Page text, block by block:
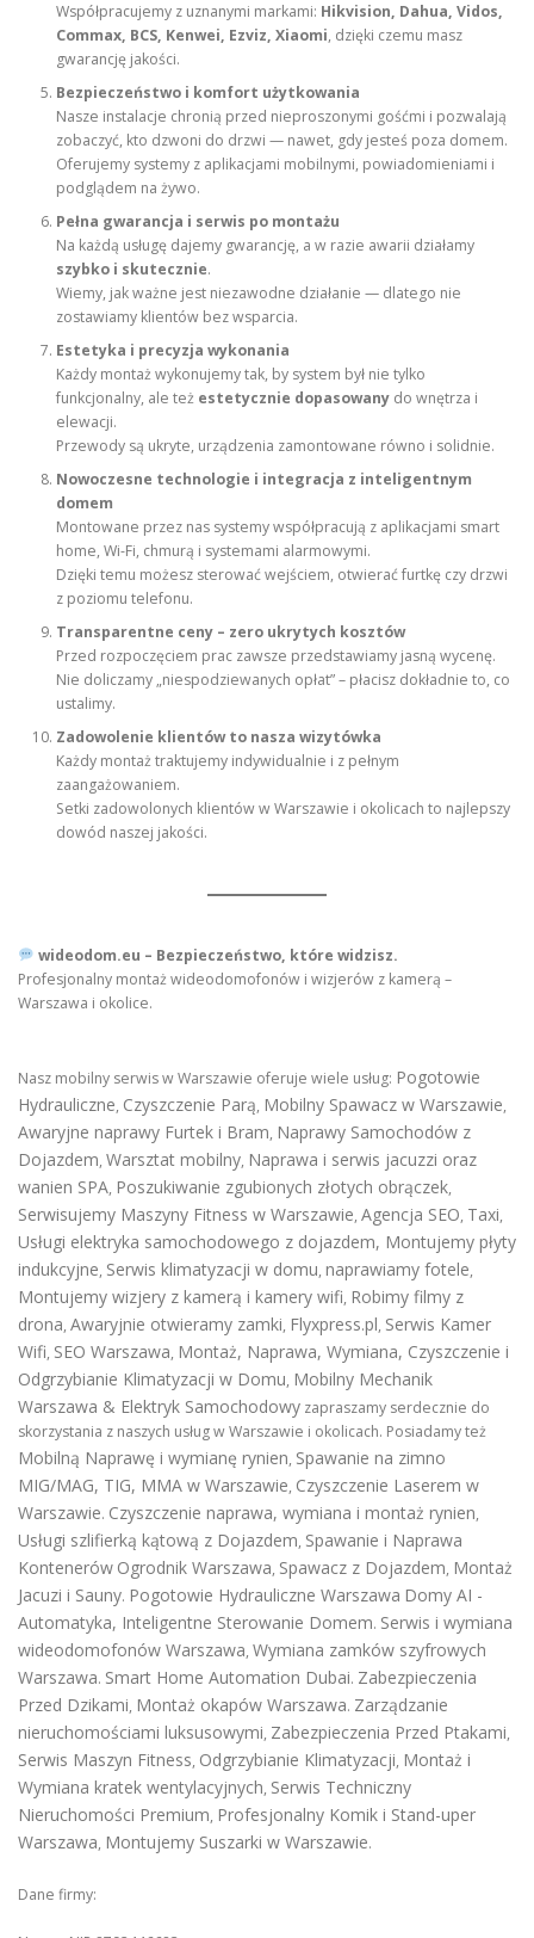
Współpracujemy z uznanymi markami: Hikvision, Dahua, Vidos,
Commax, BCS, Kenwei, Ezviz, Xiaomi, dzięki czemu masz
gwarancję jakości.
Bezpieczeństwo i komfort użytkowania
Nasze instalacje chronią przed nieproszonymi gośćmi i pozwalają
zobaczyć, kto dzwoni do drzwi — nawet, gdy jesteś poza domem.
Oferujemy systemy z aplikacjami mobilnymi, powiadomieniami i
podglądem na żywo.
Pełna gwarancja i serwis po montażu
Na każdą usługę dajemy gwarancję, a w razie awarii działamy
szybko i skutecznie.
Wiemy, jak ważne jest niezawodne działanie — dlatego nie
zostawiamy klientów bez wsparcia.
Estetyka i precyzja wykonania
Każdy montaż wykonujemy tak, by system był nie tylko
funkcjonalny, ale też estetycznie dopasowany do wnętrza i
elewacji.
Przewody są ukryte, urządzenia zamontowane równo i solidnie.
Nowoczesne technologie i integracja z inteligentnym
domem
Montowane przez nas systemy współpracują z aplikacjami smart
home, Wi-Fi, chmurą i systemami alarmowymi.
Dzięki temu możesz sterować wejściem, otwierać furtkę czy drzwi
z poziomu telefonu.
Transparentne ceny – zero ukrytych kosztów
Przed rozpoczęciem prac zawsze przedstawiamy jasną wycenę.
Nie doliczamy „niespodziewanych opłat” – płacisz dokładnie to, co
ustalimy.
Zadowolenie klientów to nasza wizytówka
Każdy montaż traktujemy indywidualnie i z pełnym
zaangażowaniem.
Setki zadowolonych klientów w Warszawie i okolicach to najlepszy
dowód naszej jakości.
wideodom.eu – Bezpieczeństwo, które widzisz.
Profesjonalny montaż wideodomofonów i wizjerów z kamerą –
Warszawa i okolice.
Nasz mobilny serwis w Warszawie oferuje wiele usług: Pogotowie
Hydrauliczne, Czyszczenie Parą, Mobilny Spawacz w Warszawie,
Awaryjne naprawy Furtek i Bram, Naprawy Samochodów z
Dojazdem, Warsztat mobilny, Naprawa i serwis jacuzzi oraz
wanien SPA, Poszukiwanie zgubionych złotych obrączek,
Serwisujemy Maszyny Fitness w Warszawie, Agencja SEO, Taxi,
Usługi elektryka samochodowego z dojazdem, Montujemy płyty
indukcyjne, Serwis klimatyzacji w domu, naprawiamy fotele,
Montujemy wizjery z kamerą i kamery wifi, Robimy filmy z
drona, Awaryjnie otwieramy zamki, Flyxpress.pl, Serwis Kamer
Wifi, SEO Warszawa, Montaż, Naprawa, Wymiana, Czyszczenie i
Odgrzybianie Klimatyzacji w Domu, Mobilny Mechanik
Warszawa & Elektryk Samochodowy zapraszamy serdecznie do
skorzystania z naszych usług w Warszawie i okolicach. Posiadamy też
Mobilną Naprawę i wymianę rynien, Spawanie na zimno
MIG/MAG, TIG, MMA w Warszawie, Czyszczenie Laserem w
Warszawie. Czyszczenie naprawa, wymiana i montaż rynien,
Usługi szlifierką kątową z Dojazdem, Spawanie i Naprawa
Kontenerów Ogrodnik Warszawa, Spawacz z Dojazdem, Montaż
Jacuzi i Sauny. Pogotowie Hydrauliczne Warszawa Domy AI -
Automatyka, Inteligentne Sterowanie Domem. Serwis i wymiana
wideodomofonów Warszawa, Wymiana zamków szyfrowych
Warszawa. Smart Home Automation Dubai. Zabezpieczenia
Przed Dzikami, Montaż okapów Warszawa. Zarządzanie
nieruchomościami luksusowymi, Zabezpieczenia Przed Ptakami,
Serwis Maszyn Fitness, Odgrzybianie Klimatyzacji, Montaż i
Wymiana kratek wentylacyjnych, Serwis Techniczny
Nieruchomości Premium, Profesjonalny Komik i Stand-uper
Warszawa, Montujemy Suszarki w Warszawie.
Dane firmy: